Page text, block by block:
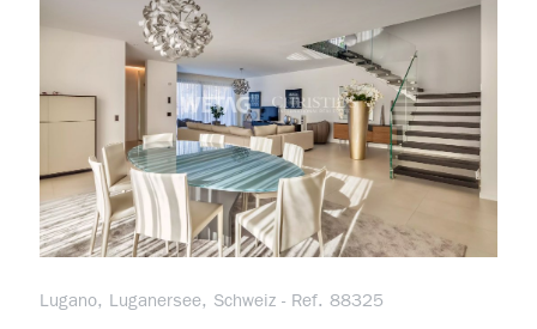
Lugano, Luganersee, Schweiz - Ref. 88325